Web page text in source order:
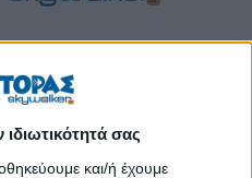
σας
και/ή έχουμε
202608:10:59